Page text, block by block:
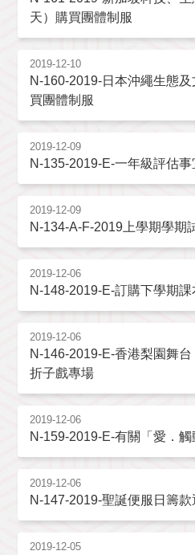
天）購買團體制服
2019-12-10
N-160-2019-日本沖繩生態
買團體制服
2019-12-09
N-135-2019-E-一年級評估事
2019-12-09
N-134-A-F-2019上學期學期
2019-12-06
N-148-2019-E-訂購下學期
2019-12-06
N-146-2019-E-香港梨園舞
折子戲專場
2019-12-06
N-159-2019-E-有關「愛．
2019-12-06
N-147-2019-聖誕便服日籌款
2019-12-05